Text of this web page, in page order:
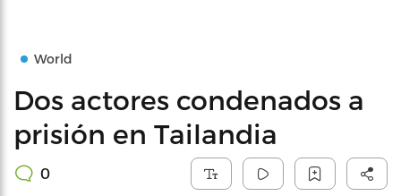
World
Dos actores condenados a
prisión en Tailandia
0